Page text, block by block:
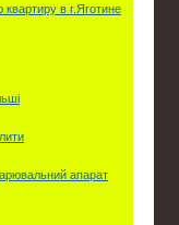
в г.Яготине
апарат